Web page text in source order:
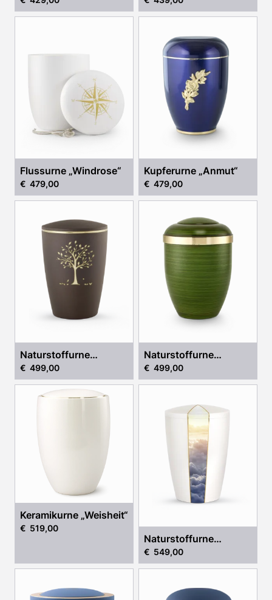
Flussurne „Windrose“
€ 479,00
Kupferurne „Anmut“
€ 479,00
Naturstoffurne
„Natürlichkeit“
€ 499,00
Naturstoffurne
„Waldruhe“
€ 499,00
Keramikurne „Weisheit“
€ 519,00
Naturstoffurne
„Harmonie“
€ 549,00